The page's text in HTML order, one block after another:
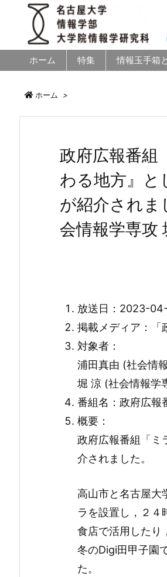
ホーム 特集 情報玉手箱
ホーム >
政府広報番組
わる地方』と
が紹介されま
会情報学専攻
放送日：2023-
掲載メディア：「
対象者：
浦田真由 (社会情
堀 涼 (社会情報学
番組名：政府広報
概要：
政府広報番組「ミ
介されました。
高山市と名古屋大
ラを設置し，２４
食店で活用したり
冬のDigi田甲子園
た。